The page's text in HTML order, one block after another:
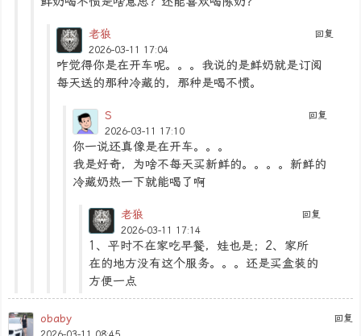
回复
老狼
2026-03-11 17:04
咋觉得你是在开车呢。。。我说的是鲜奶就是订阅
每天送的那种冷藏的，那种是喝不惯。
回复
S
2026-03-11 17:10
你一说还真像是在开车。。。
我是好奇，为啥不每天买新鲜的。。。。新鲜的
冷藏奶热一下就能喝了啊
回复
老狼
2026-03-11 17:14
1、平时不在家吃早餐，娃也是；2、家所
在的地方没有这个服务。。。还是买盒装的
方便一点
回复
obaby